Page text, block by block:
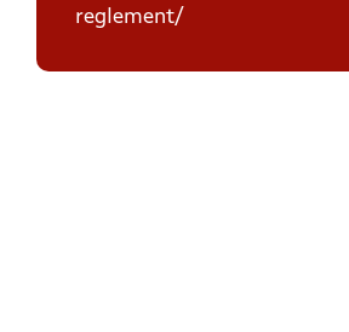
reglement/